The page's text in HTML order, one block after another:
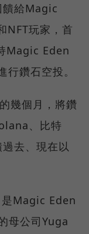
饋給Magic
NFT玩家，首
Magic Eden
鑽石空投。
幾個月，將鑽
、比特
去、現在以
是Magic Eden
母公司Yuga